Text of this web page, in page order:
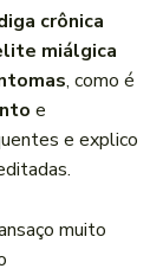
crônica
miálgica
, como é
e
e explico
muito